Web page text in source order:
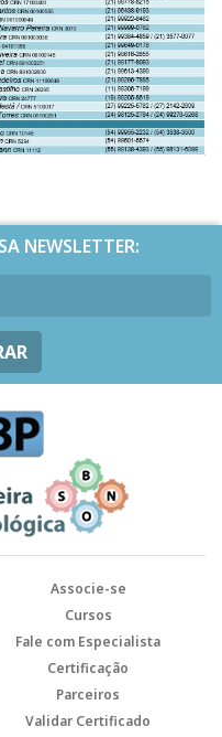
NEWSLETTER:
Associe-se
Cursos
Fale com Especialista
Certificação
Parceiros
Validar Certificado